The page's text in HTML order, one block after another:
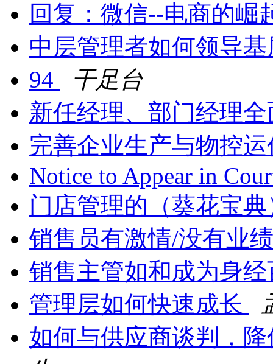
回复：微信--电商的崛
中层管理者如何领导
94
干足台
新任经理、部门经理
完善企业生产与物控
Notice to Appear in
门店管理的（葵花宝
销售员有激情/没有业
销售主管如和成为身
管理层如何快速成长
如何与供应商谈判，